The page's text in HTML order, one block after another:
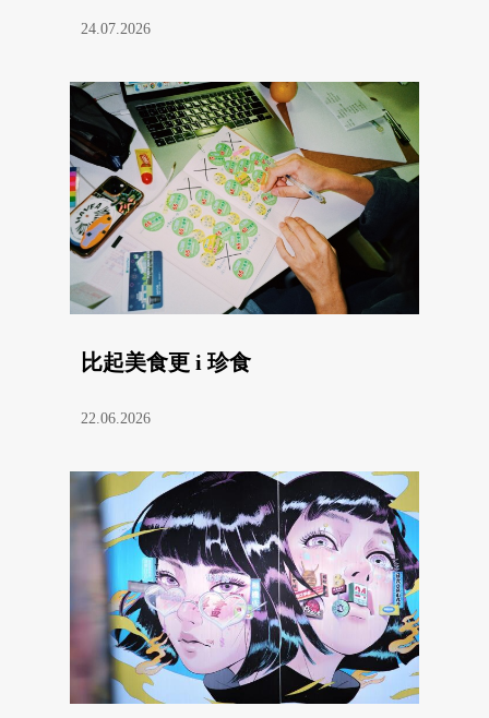
24.07.2026
比起美食更 i 珍食
22.06.2026